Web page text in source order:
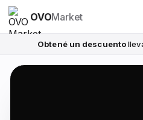
OVOMarket
Obtené un descuento